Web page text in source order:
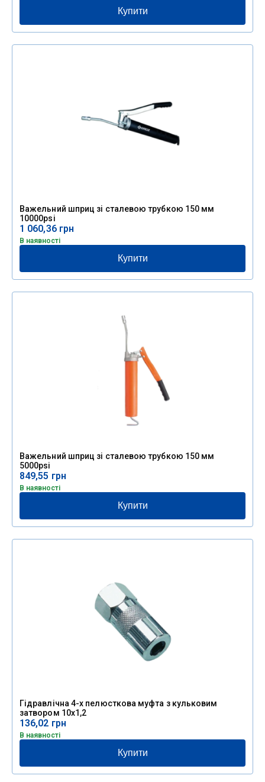
Купити
Важельний шприц зі сталевою трубкою 150 мм
10000psi
1 060,36 грн
В наявності
Купити
Важельний шприц зі сталевою трубкою 150 мм
5000psi
849,55 грн
В наявності
Купити
Гідравлічна 4-х пелюсткова муфта з кульковим
затвором 10х1,2
136,02 грн
В наявності
Купити